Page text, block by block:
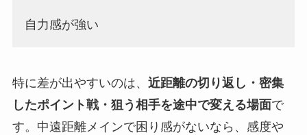
自力感が強い
特に差が出やすいのは、 近距離の切り返し・密集
したポイント戦・狙う相手を途中で変える場面で
す。中遠距離メインで困り感がないなら、感度や